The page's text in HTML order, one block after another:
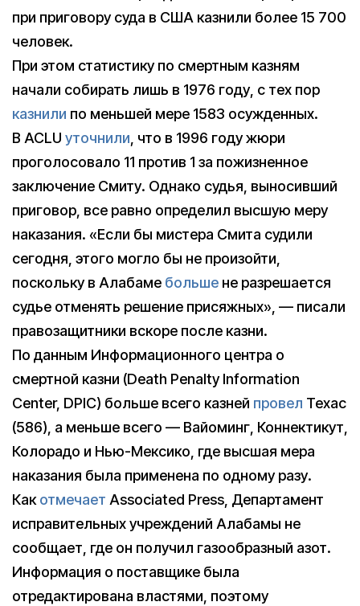
при приговору суда в США казнили более 15 700
человек.
При этом статистику по смертным казням
начали собирать лишь в 1976 году, с тех пор
казнили по меньшей мере 1583 осужденных.
В ACLU уточнили, что в 1996 году жюри
проголосовало 11 против 1 за пожизненное
заключение Смиту. Однако судья, выносивший
приговор, все равно определил высшую меру
наказания. «Если бы мистера Смита судили
сегодня, этого могло бы не произойти,
поскольку в Алабаме больше не разрешается
судье отменять решение присяжных», — писали
правозащитники вскоре после казни.
По данным Информационного центра о
смертной казни (Death Penalty Information
Center, DPIC) больше всего казней провел Техас
(586), а меньше всего — Вайоминг, Коннектикут,
Колорадо и Нью-Мексико, где высшая мера
наказания была применена по одному разу.
Какотмечает Associated Press, Департамент
исправительных учреждений Алабамы не
сообщает, где он получил газообразный азот.
Информация о поставщике была
отредактирована властями, поэтому